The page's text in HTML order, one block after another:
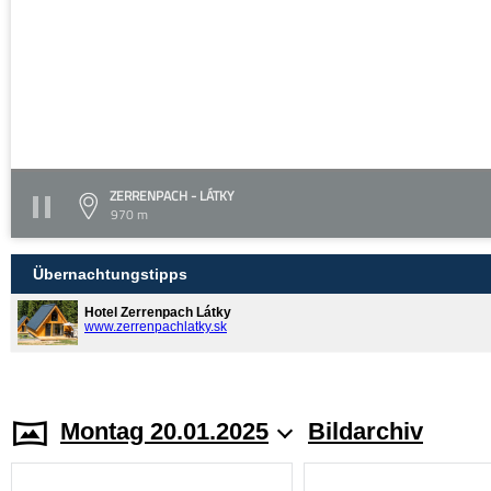
ZERRENPACH - LÁTKY
970 m
Übernachtungstipps
Hotel Zerrenpach Látky
www.zerrenpachlatky.sk
Montag 20.01.2025 Bildarchiv